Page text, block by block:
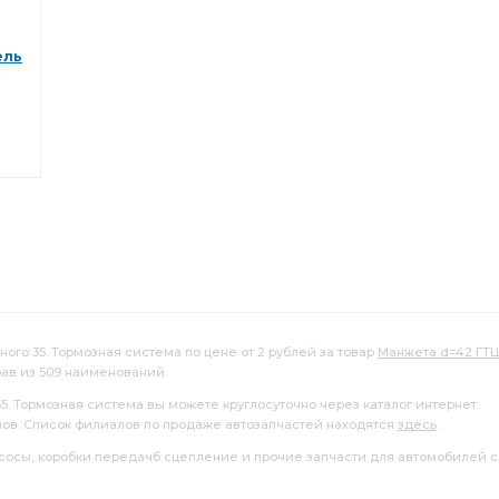
35. Тормозная система по цене от 2 рублей за товар Манжета d=42 ГТЦ
из 509 наименований.
Тормозная система вы можете круглосуточно через каталог интернет
Список филиалов по продаже автозапчастей находятся здесь.
коробки передачб сцепление и прочие запчасти для автомобилей с